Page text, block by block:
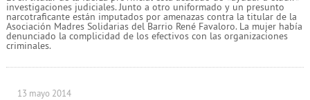
investigaciones judiciales. Junto a otro uniformado y un presunto
narcotraficante están imputados por amenazas contra la titular de la
Asociación Madres Solidarias del Barrio René Favaloro. La mujer había
denunciado la complicidad de los efectivos con las organizaciones
criminales.
13 mayo 2014